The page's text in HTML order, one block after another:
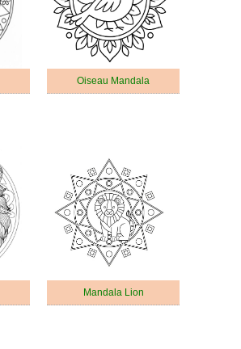
Oiseau Mandala
Mandala Lion